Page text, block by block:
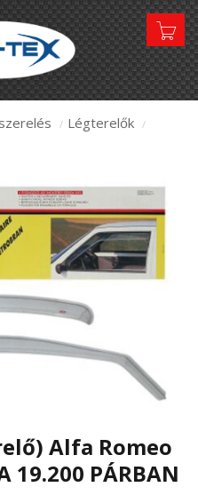
/ Légterelők /
Alfa Romeo
19.200 PÁRBAN